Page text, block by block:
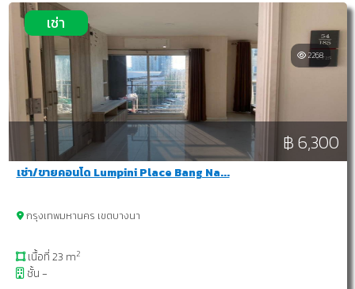
เช่า
2268
฿ 6,300
เช่า/ขายคอนโด Lumpini Place Bang Na...
กรุงเทพมหานคร เขตบางนา
เนื้อที่ 23 m2
ชั้น -